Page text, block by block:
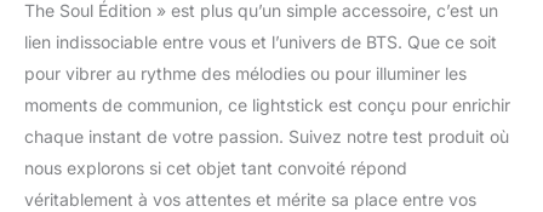
The Soul Édition » est plus qu’un simple accessoire, c’est un
lien indissociable entre vous et l’univers de BTS. Que ce soit
pour vibrer au rythme des mélodies ou pour illuminer les
moments de communion, ce lightstick est conçu pour enrichir
chaque instant de votre passion. Suivez notre test produit où
nous explorons si cet objet tant convoité répond
véritablement à vos attentes et mérite sa place entre vos